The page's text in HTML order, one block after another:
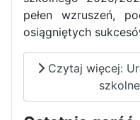
Zawody
klas OPW
pełen wzruszeń,
osiągniętych
Czytaj więcej: